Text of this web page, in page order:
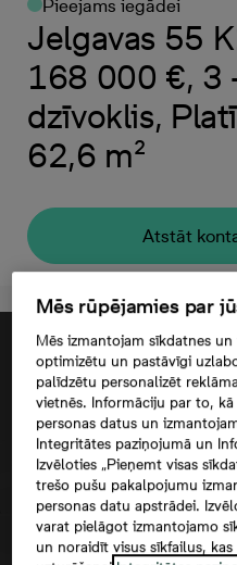
Pieejams iegādei
Jelgavas 55
168 000 €, 3
dzīvoklis,
62,6 m²
Atstāt
Google maps
Mēs rūpējamies par
Mēs izmantojam sīkdatnes
optimizētu un pastāvīgi
palīdzētu personalizēt
vietnēs. Informāciju par to,
personas datus un
Integritātes paziņojumā un
Izvēloties „Pieņemt visas
trešo pušu pakalpojumu
personas datu apstrādei.
varat pielāgot izmantojamo
un noraidīt visus sīkfailus,